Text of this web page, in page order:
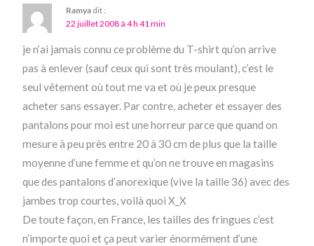
Ramya dit :
22 juillet 2008 à 4 h 41 min
je n’ai jamais connu ce problème du T-shirt qu’on arrive
pas à enlever (sauf ceux qui sont très moulant), c’est le
seul vêtement où tout me va et où je peux presque
acheter sans essayer. Par contre, acheter et essayer des
pantalons pour moi est une horreur parce que quand on
mesure à peu près entre 20 à 30 cm de plus que la taille
moyenne d’une femme et qu’on ne trouve en magasins
que des pantalons d’anorexique (vive la taille 36) avec des
jambes trop courtes, voilà quoi X_X
De toute façon, en France, les tailles des fringues c’est
n’importe quoi et ça peut varier énormément d’une